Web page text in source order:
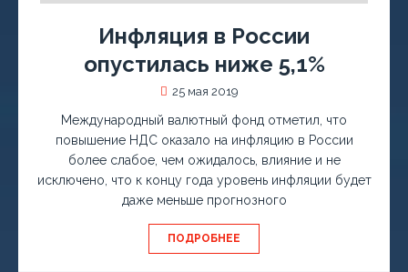
Инфляция в России
опустилась ниже 5,1%
25 мая 2019
Международный валютный фонд отметил, что
повышение НДС оказало на инфляцию в России
более слабое, чем ожидалось, влияние и не
исключено, что к концу года уровень инфляции будет
даже меньше прогнозного
ПОДРОБНЕЕ